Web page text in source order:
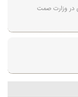
در وزارت صمت